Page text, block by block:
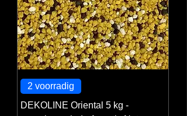
2 voorradig
DEKOLINE Oriental 5 kg -